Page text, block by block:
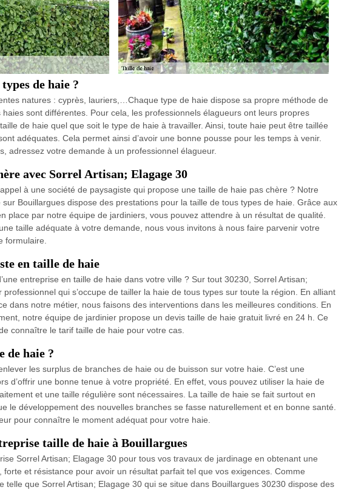
de haie ?
natures : cyprès, lauriers,…Chaque type de haie dispose sa propre méthode de
sont différentes. Pour cela, les professionnels élagueurs ont leurs propres
de haie quel que soit le type de haie à travailler. Ainsi, toute haie peut être taillée
adéquates. Cela permet ainsi d’avoir une bonne pousse pour les temps à venir.
adressez votre demande à un professionnel élagueur.
avec Sorrel Artisan; Elagage 30
à une société de paysagiste qui propose une taille de haie pas chère ? Notre
Bouillargues dispose des prestations pour la taille de tous types de haie. Grâce aux
place par notre équipe de jardiniers, vous pouvez attendre à un résultat de qualité.
taille adéquate à votre demande, nous vous invitons à nous faire parvenir votre
formulaire.
en taille de haie
entreprise en taille de haie dans votre ville ? Sur tout 30230, Sorrel Artisan;
qui s’occupe de tailler la haie de tous types sur toute la région. En alliant
dans notre métier, nous faisons des interventions dans les meilleures conditions. En
notre équipe de jardinier propose un devis taille de haie gratuit livré en 24 h. Ce
connaître le tarif taille de haie pour votre cas.
de haie ?
les surplus de branches de haie ou de buisson sur votre haie. C’est une
d’offrir une bonne tenue à votre propriété. En effet, vous pouvez utiliser la haie de
et une taille régulière sont nécessaires. La taille de haie se fait surtout en
le développement des nouvelles branches se fasse naturellement et en bonne santé.
pour connaître le moment adéquat pour votre haie.
taille de haie à Bouillargues
Sorrel Artisan; Elagage 30 pour tous vos travaux de jardinage en obtenant une
forte et résistance pour avoir un résultat parfait tel que vos exigences. Comme
telle que Sorrel Artisan; Elagage 30 qui se situe dans Bouillargues 30230 dispose des